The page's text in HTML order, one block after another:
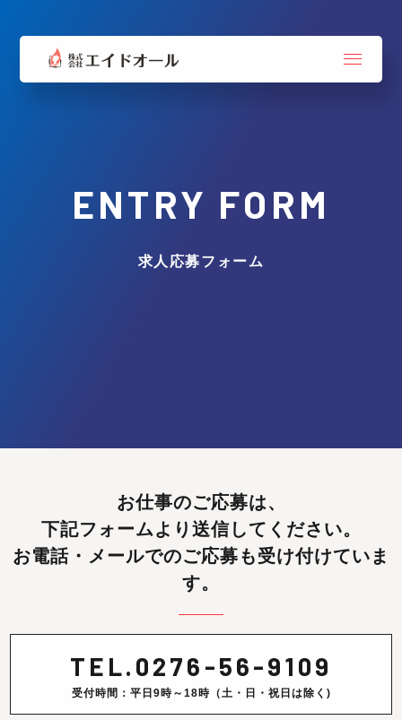
ENTRY FORM
求人応募フォーム
お仕事のご応募は、
下記フォームより送信してください。
お電話・メールでのご応募も受け付けていま
す。
TEL. 0276-56-9109
受付時間：平日9時～18時（土・日・祝日は除く)